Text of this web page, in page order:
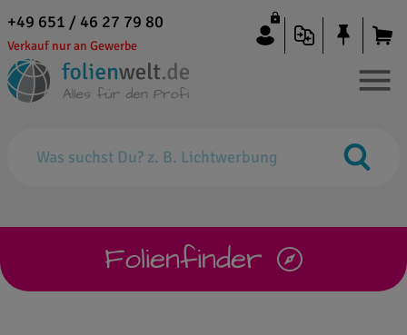
+49 651 / 46 27 79 80
Verkauf nur an Gewerbe
Folienfinder